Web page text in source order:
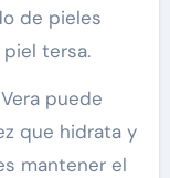
de pieles
tersa.
puede
que hidrata y
mantener el